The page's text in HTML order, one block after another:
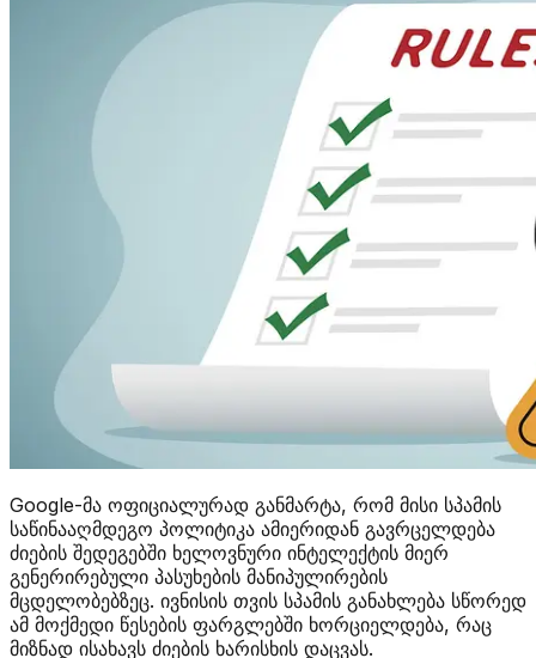
Google-მა ოფიციალურად განმარტა, რომ მისი სპამის
საწინააღმდეგო პოლიტიკა ამიერიდან გავრცელდება
ძიების შედეგებში ხელოვნური ინტელექტის მიერ
გენერირებული პასუხების მანიპულირების
მცდელობებზეც. ივნისის თვის სპამის განახლება სწორედ
ამ მოქმედი წესების ფარგლებში ხორციელდება, რაც
მიზნად ისახავს ძიების ხარისხის დაცვას.